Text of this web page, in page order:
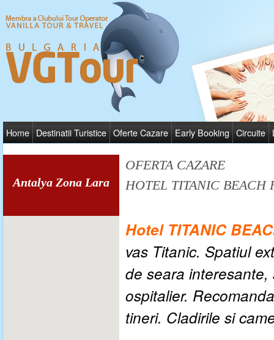
Home Destinatii Turistice Oferte Cazare Early Booking Circuite
Antalya Zona Lara
OFERTA CAZARE
HOTEL TITANIC BEACH
Hotel TITANIC
vas Titanic. Spatiul
de seara
ospitalier.
tineri. Cladirile si